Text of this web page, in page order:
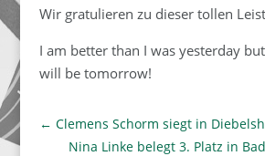
Wir gratulieren zu dieser tollen
I am better than I was yesterday
will be tomorrow!
← Clemens Schorm siegt in
Nina Linke belegt 3. Platz in